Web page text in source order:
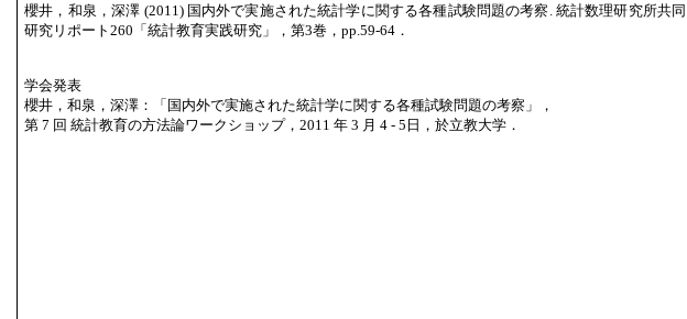
櫻井，和泉，深澤 (2011) 国内外で実施された統計学に関する各種試験問題の考察. 統計数理研究所共同
研究リポート260「統計教育実践研究」，第3巻，pp.59-64．
学会発表
櫻井，和泉，深澤：「国内外で実施された統計学に関する各種試験問題の考察」，
第 7 回 統計教育の方法論ワークショップ，2011 年 3 月 4 - 5日，於立教大学．